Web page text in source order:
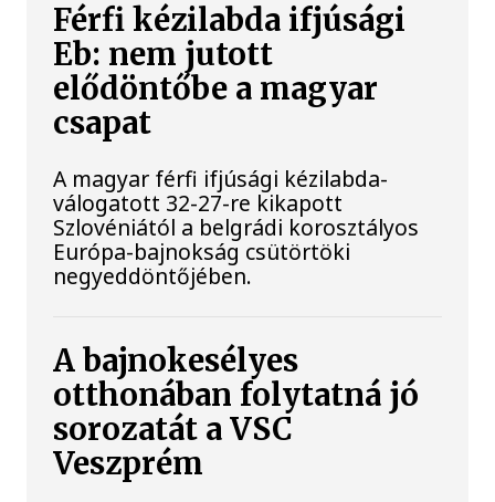
Férfi kézilabda ifjúsági
Eb: nem jutott
elődöntőbe a magyar
csapat
A magyar férfi ifjúsági kézilabda-
válogatott 32-27-re kikapott
Szlovéniától a belgrádi korosztályos
Európa-bajnokság csütörtöki
negyeddöntőjében.
A bajnokesélyes
otthonában folytatná jó
sorozatát a VSC
Veszprém